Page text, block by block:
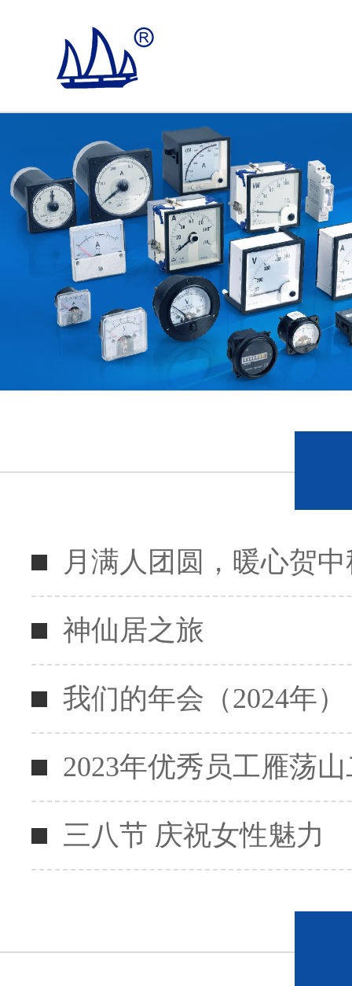
月满人团圆，暖心贺
神仙居之旅
我们的年会（2024年）
2023年优秀员工雁荡
三八节 庆祝女性魅力